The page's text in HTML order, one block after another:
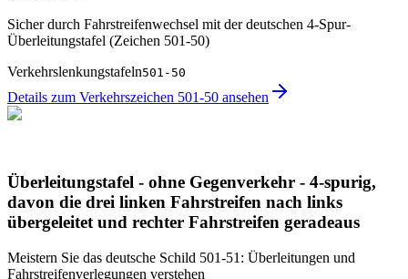
Sicher durch Fahrstreifen­wechsel mit der deutschen 4-Spur-
Überleitungstafel (Zeichen 501-50)
Verkehrslenkungstafeln501-50
Details zum Verkehrszeichen 501-50 ansehen
Überleitungstafel - ohne Gegenverkehr - 4-spurig,
davon die drei linken Fahrstreifen nach links
übergeleitet und rechter Fahrstreifen geradeaus
Meistern Sie das deutsche Schild 501-51: Überleitungen und
Fahrstreifenverlegungen verstehen